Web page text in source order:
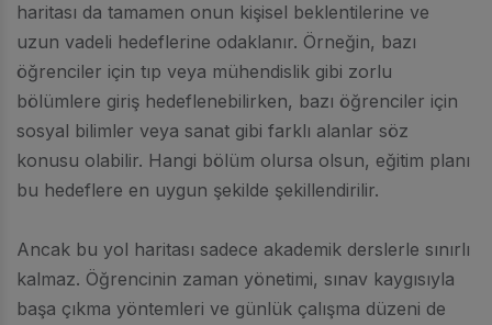
haritası da tamamen onun kişisel beklentilerine ve
uzun vadeli hedeflerine odaklanır. Örneğin, bazı
öğrenciler için tıp veya mühendislik gibi zorlu
bölümlere giriş hedeflenebilirken, bazı öğrenciler için
sosyal bilimler veya sanat gibi farklı alanlar söz
konusu olabilir. Hangi bölüm olursa olsun, eğitim planı
bu hedeflere en uygun şekilde şekillendirilir.
Ancak bu yol haritası sadece akademik derslerle sınırlı
kalmaz. Öğrencinin zaman yönetimi, sınav kaygısıyla
başa çıkma yöntemleri ve günlük çalışma düzeni de